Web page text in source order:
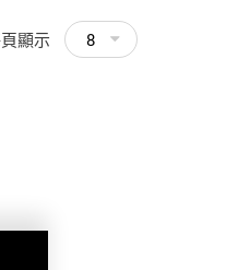
顯示 8